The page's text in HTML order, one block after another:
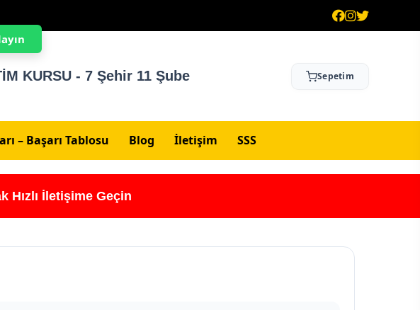
KURSU - 7 Şehir 11 Şube Sepetim
– Başarı Tablosu Blog İletişim SSS
Hızlı İletişime Geçin